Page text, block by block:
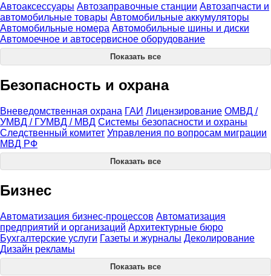
Автоаксессуары Автозаправочные станции Автозапчасти и
автомобильные товары Автомобильные аккумуляторы
Автомобильные номера Автомобильные шины и диски
Автомоечное и автосервисное оборудование
Показать все
Безопасность и охрана
Вневедомственная охрана ГАИ Лицензирование ОМВД /
УМВД / ГУМВД / МВД Системы безопасности и охраны
Следственный комитет Управления по вопросам миграции
МВД РФ
Показать все
Бизнес
Автоматизация бизнес-процессов Автоматизация
предприятий и организаций Архитектурные бюро
Бухгалтерские услуги Газеты и журналы Деколирование
Дизайн рекламы
Показать все